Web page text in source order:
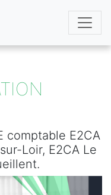
comptable E2CA
Loir, E2CA Le